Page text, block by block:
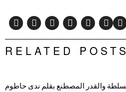
RELATED POSTS
والقدر المصطنع بقلم ندى حاطوم